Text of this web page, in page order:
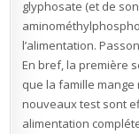
glyphosate (et de
l’alimentation.
En bref, la première
que la famille
nouveaux test sont
alimentation